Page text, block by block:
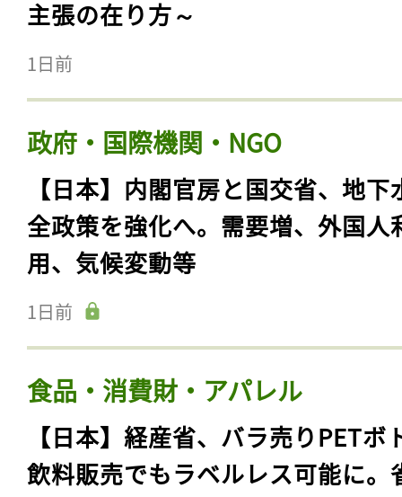
主張の在り方～
1日前
政府・国際機関・NGO
【日本】内閣官房と国交省、地下
全政策を強化へ。需要増、外国人
用、気候変動等
1日前
食品・消費財・アパレル
【日本】経産省、バラ売りPETボ
飲料販売でもラベルレス可能に。